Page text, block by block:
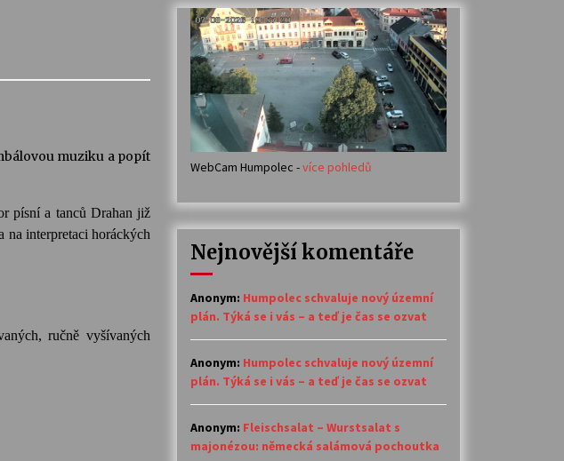
Veselí muzikanti
30. 7. 2026
Votavžatský ploty
23. 7. 2026
14. 7. 2026
30. 6. 2026
muziku a popít
písní a tanců Drahan již
na interpretaci horáckých
ručně vyšívaných
WebCam Humpolec -více pohledů
Nejnovější komentáře
Anonym: Humpolec schvaluje nový územní
plán. Týká se i vás – a teď je čas se ozvat
Anonym: Humpolec schvaluje nový územní
plán. Týká se i vás – a teď je čas se ozvat
Anonym: Fleischsalat – Wurstsalat s
majonézou: německá salámová pochoutka